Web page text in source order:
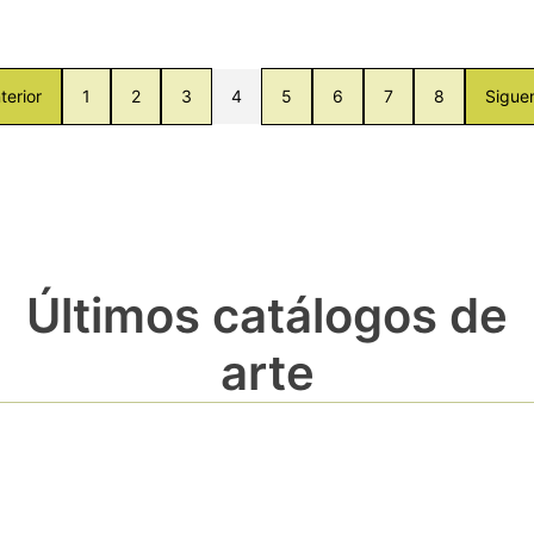
1 2 3 4 5 6 7 8
Últimos catálogos de
arte